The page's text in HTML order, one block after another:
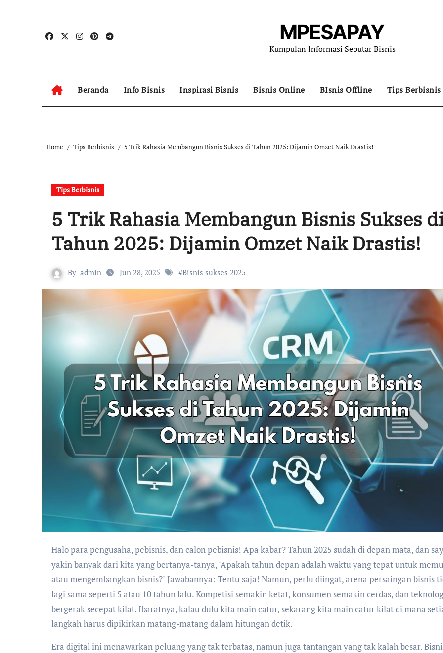
MPESAPAY
Kumpulan Informasi Seputar Bisnis
Beranda Info Bisnis Inspirasi Bisnis Bisnis Online BIsnis Offline Tips Berbisnis
Home Tips Berbisnis 5 Trik Rahasia Membangun Bisnis Sukses di Tahun 2025: Dijamin Omzet Naik Drastis!
Tips Berbisnis
5 Trik Rahasia Membangun Bisnis Sukses
Tahun 2025: Dijamin Omzet Naik Drastis!
By admin Jun 28, 2025 #Bisnis sukses 2025
Halo para pengusaha, pebisnis, dan calon pebisnis! Apa kabar? Tahun 2025 sudah di depan mata, dan saya
yakin banyak dari kita yang bertanya-tanya, "Apakah tahun depan adalah waktu yang tepat untuk
atau mengembangkan bisnis?" Jawabannya: Tentu saja! Namun, perlu diingat, arena persaingan bisnis
lagi sama seperti 5 atau 10 tahun lalu. Kompetisi semakin ketat, konsumen semakin cerdas, dan
bergerak secepat kilat. Ibaratnya, kalau dulu kita main catur, sekarang kita main catur kilat di mana
langkah harus dipikirkan matang-matang dalam hitungan detik.
Era digital ini menawarkan peluang yang tak terbatas, namun juga tantangan yang tak kalah besar.